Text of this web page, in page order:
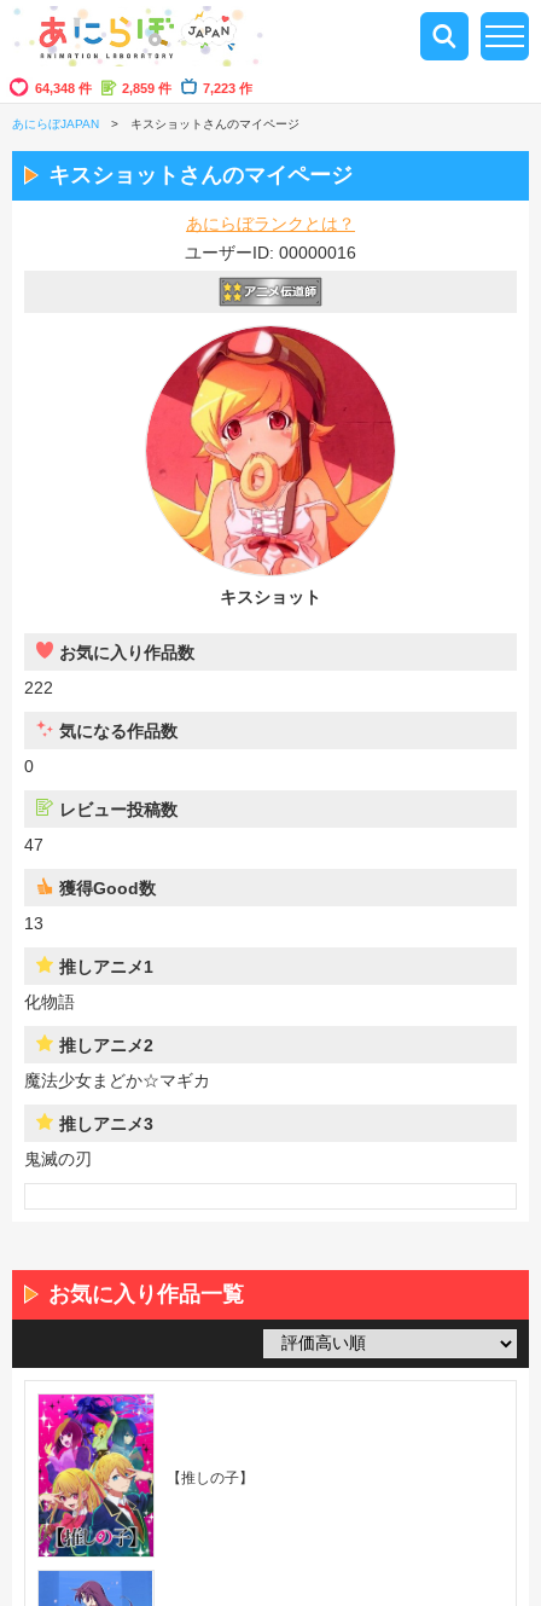
64,348 件 2,859 件 7,223 作
あにらぼJAPAN キスショットさんのマイページ
キスショットさんのマイページ
あにらぼランクとは？
ユーザーID: 00000016
キスショット
お気に入り作品数
222
気になる作品数
0
レビュー投稿数
47
獲得Good数
13
推しアニメ1
化物語
推しアニメ2
魔法少女まどか☆マギカ
推しアニメ3
鬼滅の刃
お気に入り作品一覧
【推しの子】